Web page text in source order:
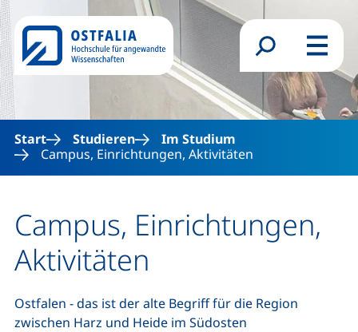
Direkt zum Inhalt
Suchformular
Menü
Start Studieren
Im Studium
Campus, Einrichtungen, Aktivitäten
Campus, Einrichtungen,
Aktivitäten
Ostfalen - das ist der alte Begriff für die Region
zwischen Harz und Heide im Südosten